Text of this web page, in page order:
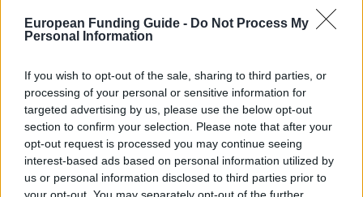
European Funding Guide - Do Not Process My
Personal Information
If you wish to opt-out of the sale, sharing to third parties, or
processing of your personal or sensitive information for
targeted advertising by us, please use the below opt-out
section to confirm your selection. Please note that after your
opt-out request is processed you may continue seeing
interest-based ads based on personal information utilized by
us or personal information disclosed to third parties prior to
your opt-out. You may separately opt-out of the further
PROGRAM
Leonardo-Audace Mobility Project
OFFICIAL
WEBSITE
auvergne.fr/content/projet-
leonardo-mobilite-audace
About this beca